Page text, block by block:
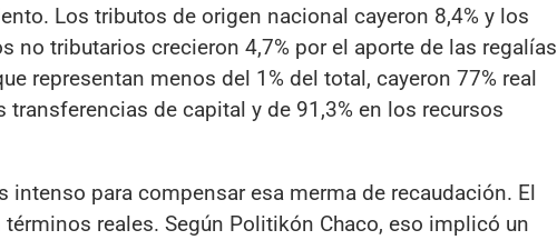
Los tributos de origen nacional cayeron 8,4% y los
no tributarios crecieron 4,7% por el aporte de las regalías
representan menos del 1% del total, cayeron 77% real
transferencias de capital y de 91,3% en los recursos
intenso para compensar esa merma de recaudación. El
reales. Según Politikón Chaco, eso implicó un